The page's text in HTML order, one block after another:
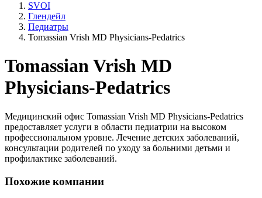
SVOI
Глендейл
Педиатры
Tomassian Vrish MD Physicians-Pedatrics
Tomassian Vrish MD
Physicians-Pedatrics
Медицинский офис Tomassian Vrish MD Physicians-Pedatrics
предоставляет услуги в области педиатрии на высоком
профессиональном уровне. Лечение детских заболеваний,
консультации родителей по уходу за больними детьми и
профилактике заболеваний.
Похожие компании